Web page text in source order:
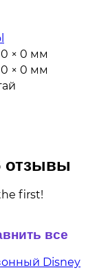
× 0 мм
× 0 мм
отзывы
first!
все